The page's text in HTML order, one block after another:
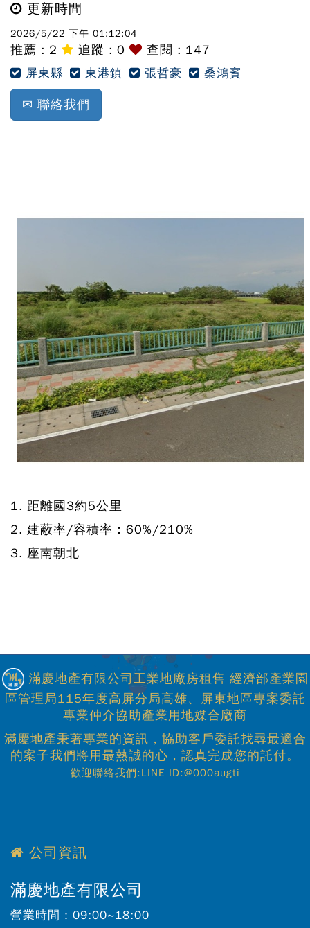
更新時間
2026/5/22 下午 01:12:04
推薦 : 2 追蹤 : 0 查閱 : 147
屏東縣 東港鎮 張哲豪 桑鴻賓
✉ 聯絡我們
1. 距離國3約5公里
2. 建蔽率/容積率：60%/210%
3. 座南朝北
滿慶地產有限公司工業地廠房租售 經濟部產業園
區管理局115年度高屏分局高雄、屏東地區專案委託
專業仲介協助產業用地媒合廠商
滿慶地產秉著專業的資訊，協助客戶委託找尋最適合
的案子我們將用最熱誠的心，認真完成您的託付。
歡迎聯絡我們:LINE ID:@000augti
公司資訊
滿慶地產有限公司
營業時間： 09:00~18:00